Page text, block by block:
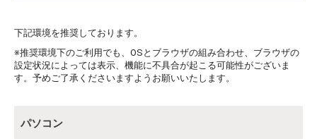
下記環境を推奨しております。
※推奨環境下のご利用でも、OSとブラウザの組み合わせ、ブラウザの
設定状況によっては表示、機能に不具合が起こる可能性がございま
す。予めご了承くださいますようお願いいたします。
パソコン